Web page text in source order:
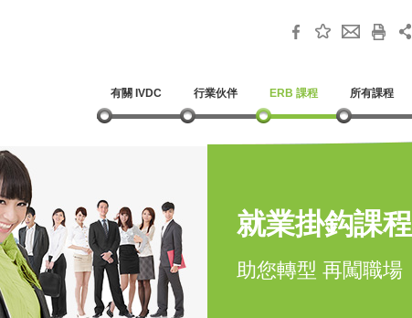
有關 IVDC 行業伙伴 ERB 課程 所有課程
就業掛鈎課程
助您轉型 再闖職場